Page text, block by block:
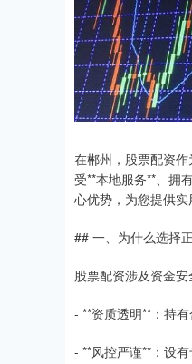
在郴州，股票配资
受**本地服务**、拥
心优势，为您提供实
## 一、为什么选择
股票配资涉及资金
- **资质透明**：持
- **风控严谨**：设